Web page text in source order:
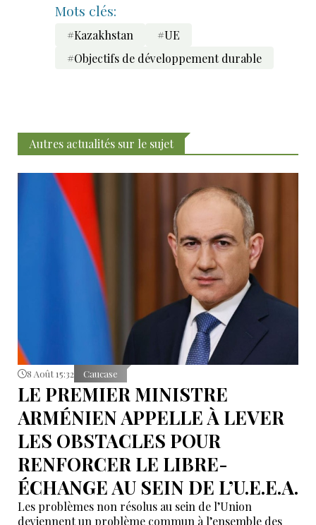
Mots clés:
#Kazakhstan
#UE
#Objectifs de développement durable
Autres actualités sur le sujet
8 Août 15:32 Caucase
LE PREMIER MINISTRE
ARMÉNIEN APPELLE À LEVER
LES OBSTACLES POUR
RENFORCER LE LIBRE-
ÉCHANGE AU SEIN DE L’U.E.E.A.
Les problèmes non résolus au sein de l’Union
deviennent un problème commun à l’ensemble des